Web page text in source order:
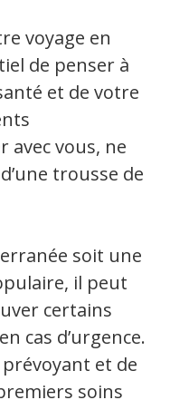
voyage en
de penser à
et de votre
avec vous, ne
trousse de
soit une
il peut
certains
cas d’urgence.
prévoyant et de
soins